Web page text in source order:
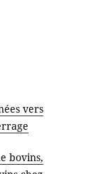
vers
bovins,